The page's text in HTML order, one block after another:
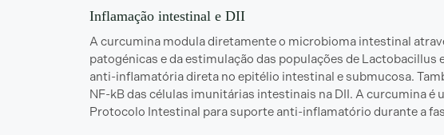
Inflamação intestinal e DII
A curcumina modula diretamente o microbioma intestinal
patogénicas e da estimulação das populações de Lactobacillus
anti-inflamatória direta no epitélio intestinal e submucosa.
NF-kB das células imunitárias intestinais na DII. A curcumina é
Protocolo Intestinal para suporte anti-inflamatório durante a